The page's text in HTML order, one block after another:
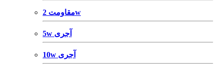
مقاومت 2w
5w آجری
10w آجری